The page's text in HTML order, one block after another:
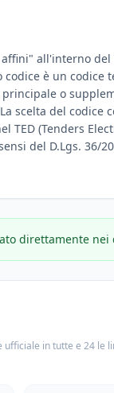
all'interno
è un
o
del codice
TED (Tenders
del D.Lgs. 36/
direttamente
in tutte e 24